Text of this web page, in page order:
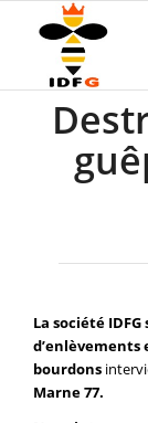
La société
bourdons
Marne 77.